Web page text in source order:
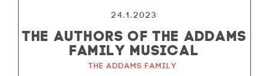
24.1.2023
THE AUTHORS OF THE ADDAMS
FAMILY MUSICAL
The Addams Family